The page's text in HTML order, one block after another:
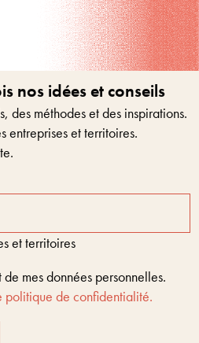
nos idées et conseils
des méthodes et des inspirations.
entreprises et territoires.
et territoires
mes données personnelles.
politique de confidentialité.